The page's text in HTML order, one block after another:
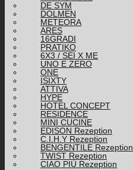
DE SYM
DOLMEN
METEORA
ARES
16GRADI
PRATIKO
6X3 / SEI X ME
UNO E ZERO
ONE
ISIXTY
ATTIVA
HYPE
HOTEL CONCEPT
RESIDENCE
MINI CUCINE
EDISON Rezeption
C.I.H.Y Rezeption
BENGENTILE Rezeption
TWIST Rezeption
CIAO PIÙ Rezeption